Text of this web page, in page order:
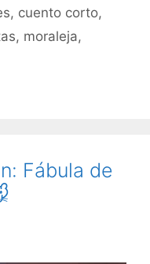
, cuento corto,
, moraleja,
Fábula de